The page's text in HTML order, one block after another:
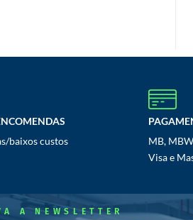
baixos custos
MB,
Visa e
A NEWSLETTER